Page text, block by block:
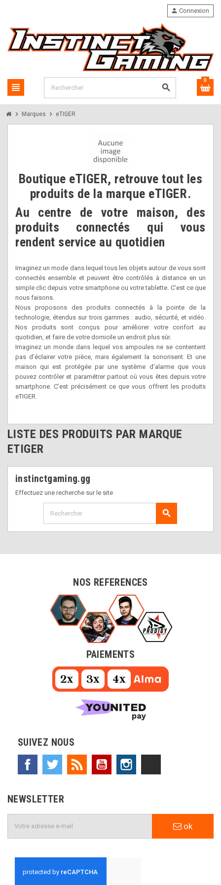
view_headline search
person Connexion
0
chevron_right Marques chevron_right eTIGER
Boutique eTIGER, retrouve tout les
produits de la marque eTIGER.
Au centre de votre maison, des
produits connectés qui vous
rendent service au quotidien
Imaginez un mode dans lequel tous les objets autour de vous sont
connectés ensemble et peuvent être contrôlés à distance en un
simple clic depuis votre smartphone ou votre tablette. C’est ce que
nous faisons.
Nous proposons des produits connectés à la pointe de la
technologie, étendus sur trois gammes : audio, sécurité, et vidéo.
Nos produits sont conçus pour améliorer votre confort au
quotidien, et faire de votre domicile un endroit plus sûr.
Imaginez un monde dans lequel vos ampoules ne se contentent
pas d’éclairer votre pièce, mais également la sonorisent. Et une
maison qui est protégée par une système d’alarme que vous
pouvez contrôler et paramétrer partout où vous êtes depuis votre
smartphone. C’est précisément ce que vous offrent les produits
eTIGER.
LISTE DES PRODUITS PAR MARQUE
ETIGER
instinctgaming.gg
Effectuez une recherche sur le site
search
NOS REFERENCES
PAIEMENTS
SUIVEZ NOUS
Facebook Twitter Rss YouTube
NEWSLETTER
ok